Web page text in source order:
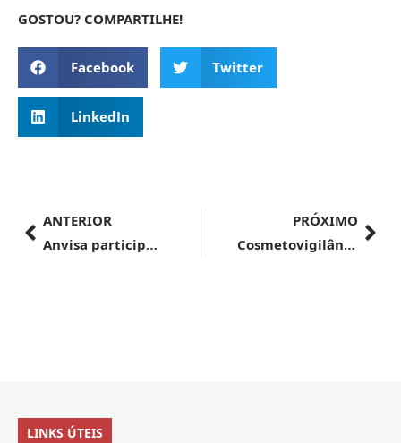
GOSTOU? COMPARTILHE!
Facebook Twitter
LinkedIn
ANTERIOR
Anvisa participa de seminário internacional do Operador Econômico Autorizado
PRÓXIMO
Cosmetovigilância: Anvisa divulga Perguntas & Respostas e convida para consulta pública
LINKS ÚTEIS